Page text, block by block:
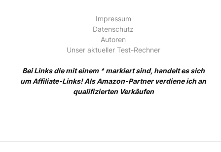
Impressum
Datenschutz
Autoren
Unser aktueller Test-Rechner
Bei Links die mit einem * markiert sind, handelt es sich
um Affiliate-Links! Als Amazon-Partner verdiene ich an
qualifizierten Verkäufen